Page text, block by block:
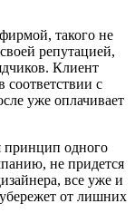
такого не
репутацией,
Клиент
с
уже оплачивает
принцип одного
не придется
все уже и
от лишних